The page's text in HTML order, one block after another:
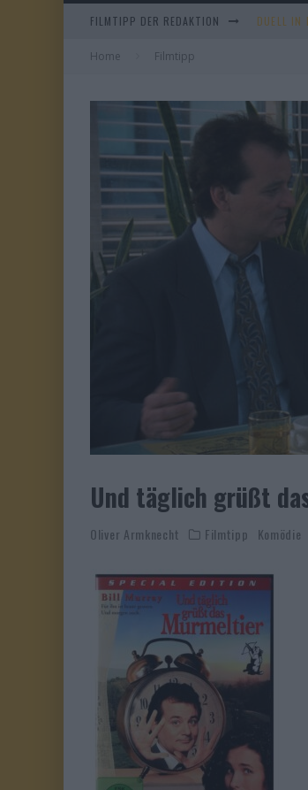
FILMTIPP DER REDAKTION
DUELL IN
Home Filmtipp
Und täglich grüßt
Oliver Armknecht Filmtipp Komödie